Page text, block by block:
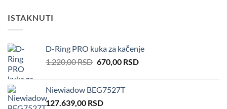
ISTAKNUTI
D-Ring PRO kuka za kačenje
1.220,00RSD Original
1.220,00 RSD.
670,00 RSDCurrent
Niewiadow BEG7527T
127.639,00 RSD